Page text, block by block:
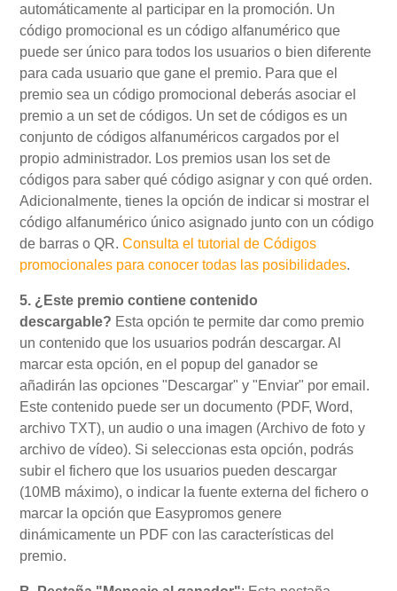
automáticamente al participar en la promoción. Un
código promocional es un código alfanumérico que
puede ser único para todos los usuarios o bien diferente
para cada usuario que gane el premio. Para que el
premio sea un código promocional deberás asociar el
premio a un set de códigos. Un set de códigos es un
conjunto de códigos alfanuméricos cargados por el
propio administrador. Los premios usan los set de
códigos para saber qué código asignar y con qué orden.
Adicionalmente, tienes la opción de indicar si mostrar el
código alfanumérico único asignado junto con un código
de barras o QR.Consulta el tutorial de Códigos
promocionales para conocer todas las posibilidades.
5. ¿Este premio contiene contenido
descargable? Esta opción te permite dar como premio
un contenido que los usuarios podrán descargar. Al
marcar esta opción, en el popup del ganador se
añadirán las opciones "Descargar" y "Enviar" por email.
Este contenido puede ser un documento (PDF, Word,
archivo TXT), un audio o una imagen (Archivo de foto y
archivo de vídeo). Si seleccionas esta opción, podrás
subir el fichero que los usuarios pueden descargar
(10MB máximo), o indicar la fuente externa del fichero o
marcar la opción que Easypromos genere
dinámicamente un PDF con las características del
premio.